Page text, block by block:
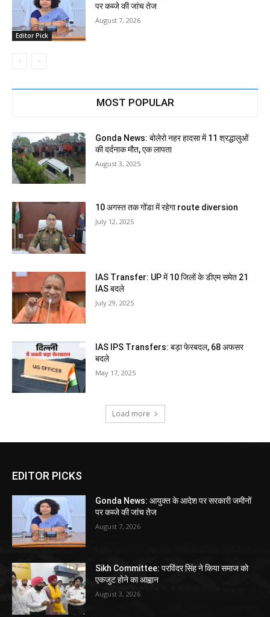
Editor Pick
पर कब्जे की जांच तेज
August 7, 2026
MOST POPULAR
Gonda News: बोलेरो नहर हादसा में 11 श्रद्धालुओं
की दर्दनाक मौत, एक लापता
August 3, 2025
10 अगस्त तक गोंडा में रहेगा route diversion
July 12, 2025
IAS Transfer: UP में 10 जिलों के डीएम समेत 21
IAS बदले
July 29, 2025
IAS IPS Transfers: बड़ा फेरबदल, 68 अफसर
बदले
May 17, 2025
Load more
EDITOR PICKS
Gonda News: आयुक्त के आदेश पर सरकारी जमीनों
पर कब्जे की जांच तेज
August 7, 2026
Sikh Committee: परविंदर सिंह ने किया समाज को
एकजुट होने का आह्वान
August 3, 2026